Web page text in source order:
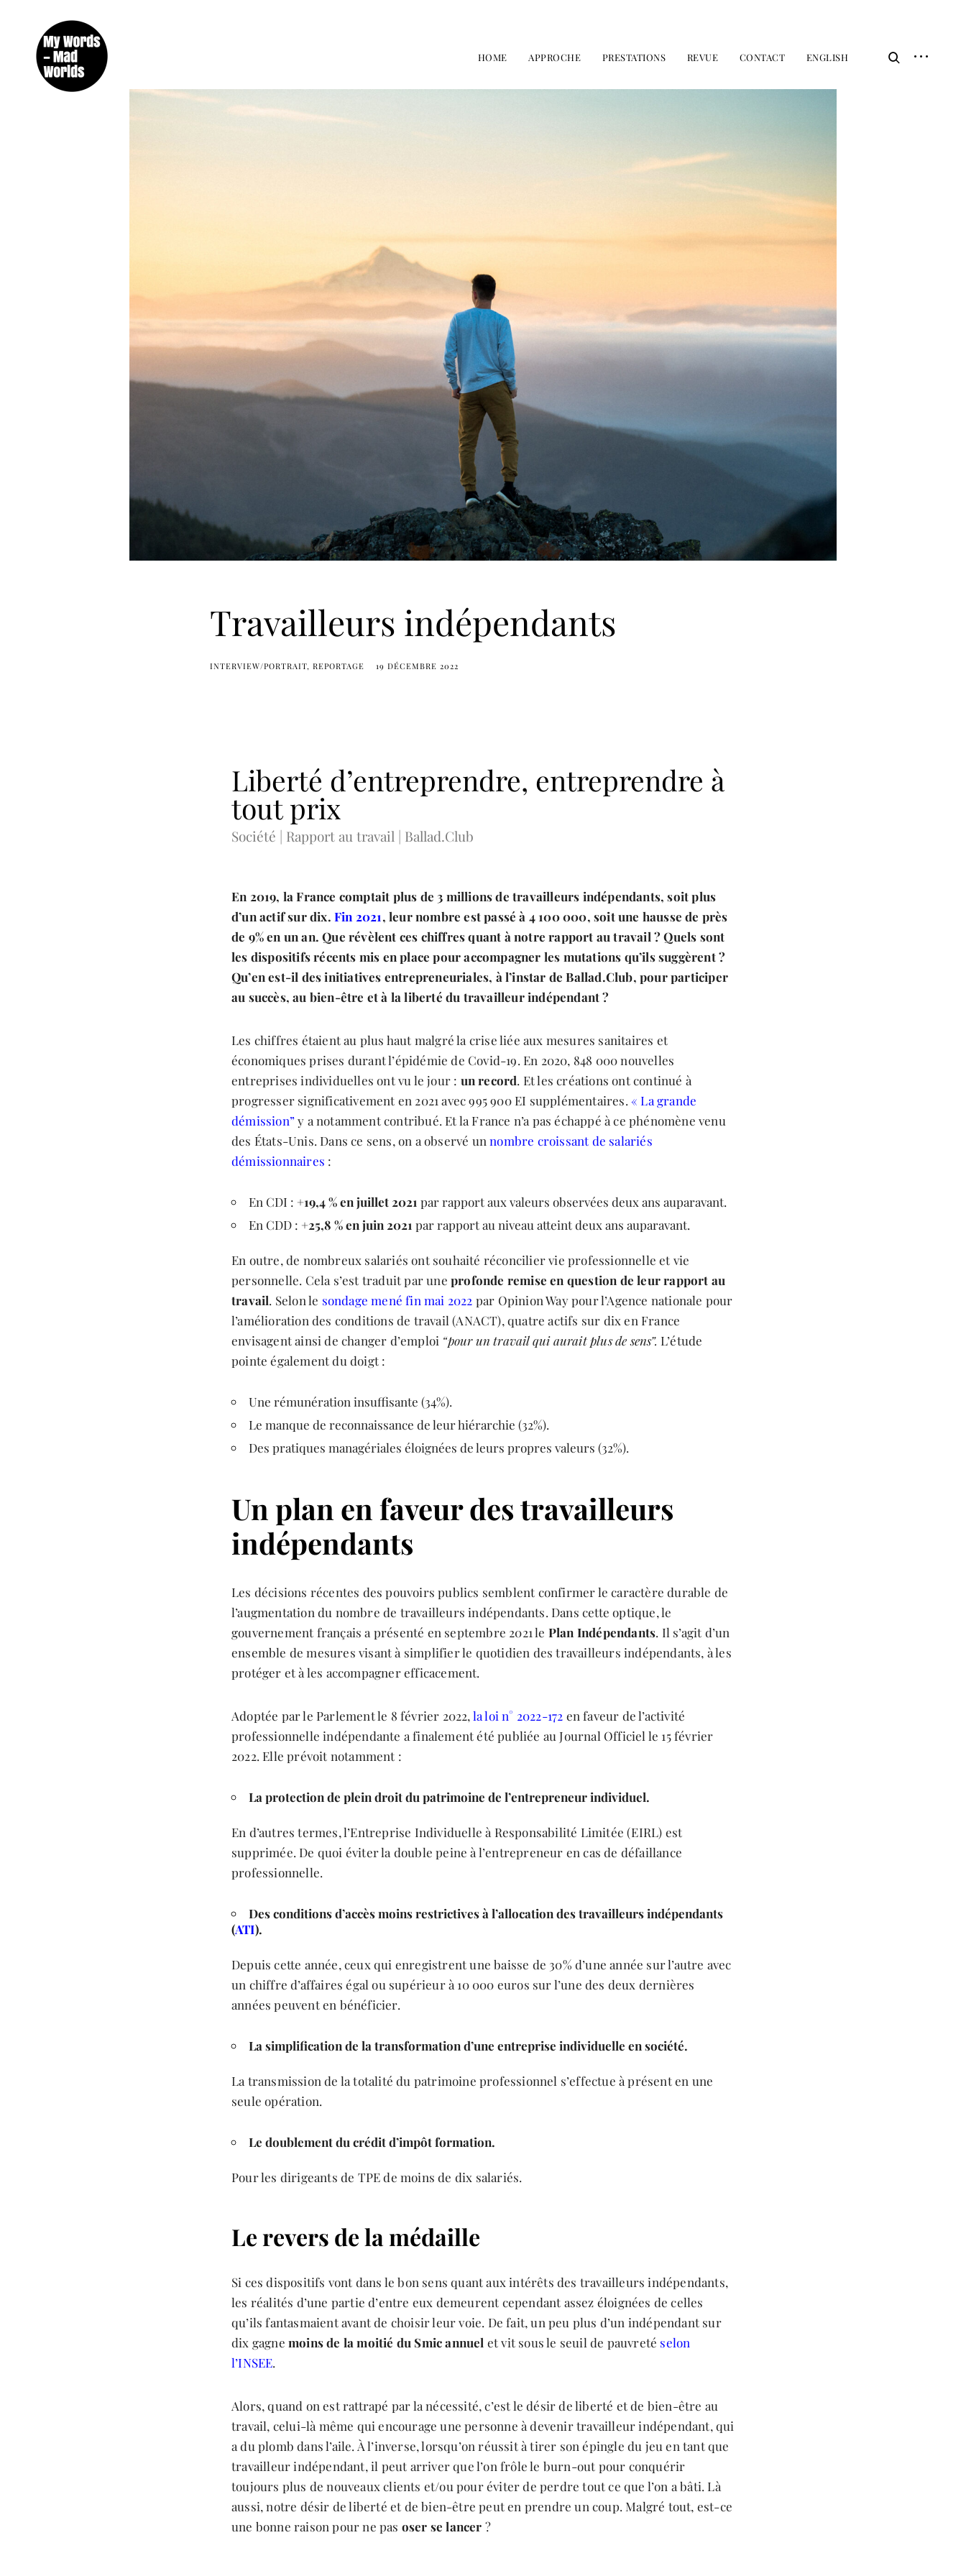
Créateur de contenus éditoriaux et promotionnels
HOME APPROCHE PRESTATIONS REVUE CONTACT ENGLISH
Travailleurs indépendants
INTERVIEW/PORTRAIT REPORTAGE 19 DÉCEMBRE 2022
Liberté d’entreprendre, entreprendre à
tout prix
Société | Rapport au travail | Ballad.Club
En 2019, la France comptait plus de 3 millions de travailleurs indépendants, soit plus
d’un actif sur dix. Fin 2021, leur nombre est passé à 4 100 000, soit une hausse de près
de 9% en un an. Que révèlent ces chiffres quant à notre rapport au travail ? Quels sont
les dispositifs récents mis en place pour accompagner les mutations qu’ils suggèrent ?
Qu’en est-il des initiatives entrepreneuriales, à l’instar de Ballad.Club, pour participer
au succès, au bien-être et à la liberté du travailleur indépendant ?
Les chiffres étaient au plus haut malgré la crise liée aux mesures sanitaires et
économiques prises durant l’épidémie de Covid-19. En 2020, 848 000 nouvelles
entreprises individuelles ont vu le jour : un record. Et les créations ont continué à
progresser significativement en 2021 avec 995 900 EI supplémentaires.« La grande
démission”y a notamment contribué. Et la France n’a pas échappé à ce phénomène venu
des États-Unis. Dans ce sens, on a observé unnombre croissant de salariés
démissionnaires :
En CDI : +19,4 % en juillet 2021 par rapport aux valeurs observées deux ans auparavant.
En CDD : +25,8 % en juin 2021 par rapport au niveau atteint deux ans auparavant.
En outre, de nombreux salariés ont souhaité réconcilier vie professionnelle et vie
personnelle. Cela s’est traduit par une profonde remise en question de leur rapport au
travail. Selon le sondage mené fin mai 2022 par Opinion Way pour l’Agence nationale pour
l’amélioration des conditions de travail (ANACT), quatre actifs sur dix en France
envisagent ainsi de changer d’emploi “pour un travail qui aurait plus de sens”. L’étude
pointe également du doigt :
Une rémunération insuffisante (34%).
Le manque de reconnaissance de leur hiérarchie (32%).
Des pratiques managériales éloignées de leurs propres valeurs (32%).
Un plan en faveur des travailleurs
indépendants
Les décisions récentes des pouvoirs publics semblent confirmer le caractère durable de
l’augmentation du nombre de travailleurs indépendants. Dans cette optique, le
gouvernement français a présenté en septembre 2021 le Plan Indépendants. Il s’agit d’un
ensemble de mesures visant à simplifier le quotidien des travailleurs indépendants, à les
protéger et à les accompagner efficacement.
Adoptée par le Parlement le 8 février 2022, la loi n° 2022-172 en faveur de l’activité
professionnelle indépendante a finalement été publiée au Journal Officiel le 15 février
2022. Elle prévoit notamment :
La protection de plein droit du patrimoine de l’entrepreneur individuel.
En d’autres termes, l’Entreprise Individuelle à Responsabilité Limitée (EIRL) est
supprimée. De quoi éviter la double peine à l’entrepreneur en cas de défaillance
professionnelle.
Des conditions d’accès moins restrictives à l’allocation des travailleurs indépendants
(ATI).
Depuis cette année, ceux qui enregistrent une baisse de 30% d’une année sur l’autre avec
un chiffre d’affaires égal ou supérieur à 10 000 euros sur l’une des deux dernières
années peuvent en bénéficier.
La simplification de la transformation d’une entreprise individuelle en société.
La transmission de la totalité du patrimoine professionnel s’effectue à présent en une
seule opération.
Le doublement du crédit d’impôt formation.
Pour les dirigeants de TPE de moins de dix salariés.
Le revers de la médaille
Si ces dispositifs vont dans le bon sens quant aux intérêts des travailleurs indépendants,
les réalités d’une partie d’entre eux demeurent cependant assez éloignées de celles
qu’ils fantasmaient avant de choisir leur voie. De fait, un peu plus d’un indépendant sur
dix gagne moins de la moitié du Smic annuel et vit sous le seuil de pauvreté selon
l’INSEE.
Alors, quand on est rattrapé par la nécessité, c’est le désir de liberté et de bien-être au
travail, celui-là même qui encourage une personne à devenir travailleur indépendant, qui
a du plomb dans l’aile. À l’inverse, lorsqu’on réussit à tirer son épingle du jeu en tant que
travailleur indépendant, il peut arriver que l’on frôle le burn-out pour conquérir
toujours plus de nouveaux clients et/ou pour éviter de perdre tout ce que l’on a bâti. Là
aussi, notre désir de liberté et de bien-être peut en prendre un coup. Malgré tout, est-ce
une bonne raison pour ne pas oser se lancer ?